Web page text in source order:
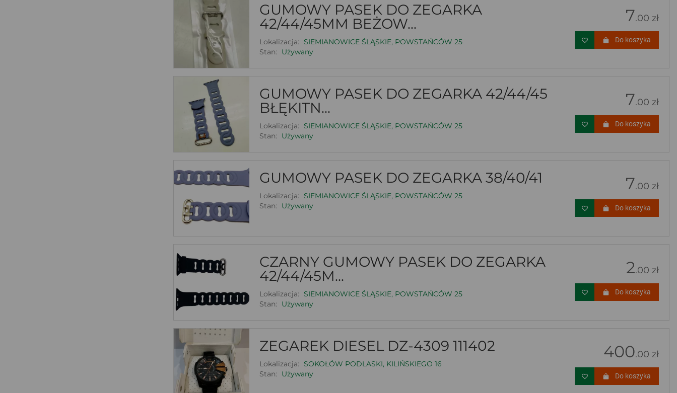
GUMOWY PASEK DO ZEGARKA
42/44/45MM BEŻOW...
Lokalizacja:
SIEMIANOWICE ŚLĄSKIE, POWSTAŃCÓW 25
Stan:
Używany
7.00 zł
Do koszyka
GUMOWY PASEK DO ZEGARKA 42/44/45
BŁĘKITN...
Lokalizacja:
SIEMIANOWICE ŚLĄSKIE, POWSTAŃCÓW 25
Stan:
Używany
7.00 zł
Do koszyka
GUMOWY PASEK DO ZEGARKA 38/40/41
Lokalizacja:
SIEMIANOWICE ŚLĄSKIE, POWSTAŃCÓW 25
Stan:
Używany
7.00 zł
Do koszyka
CZARNY GUMOWY PASEK DO ZEGARKA
42/44/45M...
Lokalizacja:
SIEMIANOWICE ŚLĄSKIE, POWSTAŃCÓW 25
Stan:
Używany
2.00 zł
Do koszyka
ZEGAREK DIESEL DZ-4309 111402
Lokalizacja:
SOKOŁÓW PODLASKI, KILIŃSKIEGO 16
Stan:
Używany
400.00 zł
Do koszyka